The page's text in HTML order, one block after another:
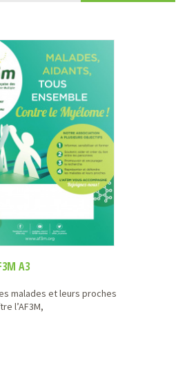
A3
malades et leurs proches
l’AF3M,